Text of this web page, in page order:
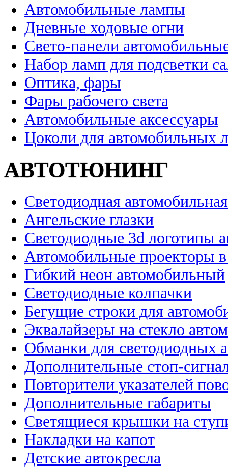
Автомобильные лампы
Дневные ходовые огни
Свето-панели
Набор ламп для подсветки
Оптика, фары
Фары рабочего света
Автомобильные аксессуары
Цоколи для автомобильных
АВТОТЮНИНГ
Светодиодная
Ангельские глазки
Светодиодные 3d логотипы
Автомобильные проекторы
Гибкий неон автомобильный
Светодиодные колпачки
Бегущие строки для
Эквалайзеры на стекло
Обманки для светодиодных
Дополнительные стоп-
Повторители указателей
Дополнительные габариты
Светящиеся крышки на
Накладки на капот
Детские автокресла